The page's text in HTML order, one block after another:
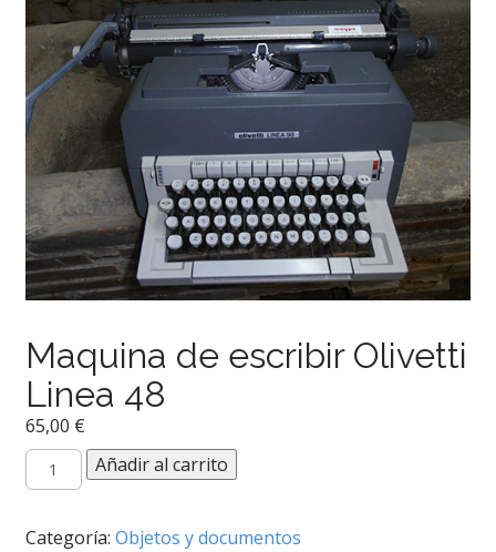
Maquina de escribir Olivetti
Linea 48
65,00 €
Maquina
de
Olivetti
Añadir al carrito
Categoría: Objetos y documentos